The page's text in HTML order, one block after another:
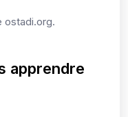
ostadi.org.
apprendre